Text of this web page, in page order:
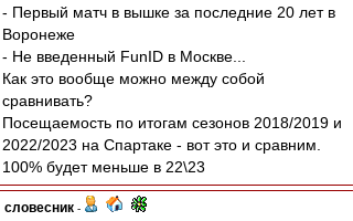
- Первый матч в вышке за последние 20 лет в
Воронеже
- Не введенный FunID в Москве...
Как это вообще можно между собой
сравнивать?
Посещаемость по итогам сезонов 2018/2019 и
2022/2023 на Спартаке - вот это и сравним.
100% будет меньше в 22\23
словесник -